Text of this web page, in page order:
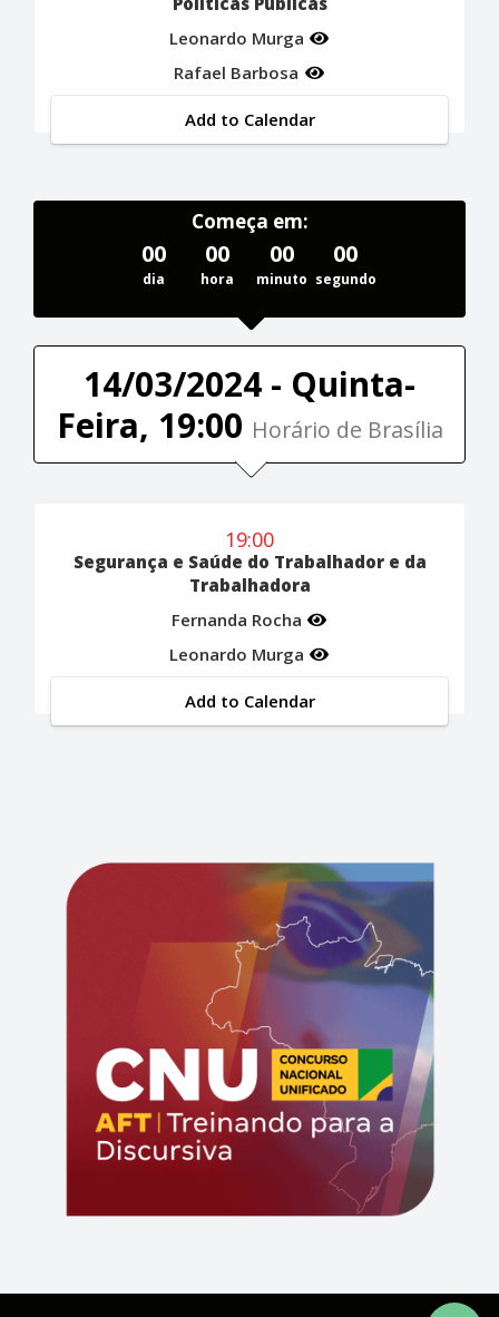
Leonardo Murga
Rafael Barbosa
Add to Calendar
Começa em:
00
dia
00
hora
00
minuto
00
segundo
14/03/2024 - Quinta-
Feira, 19:00 Horário de Brasília
19:00
Segurança e Saúde do Trabalhador e da
Trabalhadora
Fernanda Rocha
Leonardo Murga
Add to Calendar